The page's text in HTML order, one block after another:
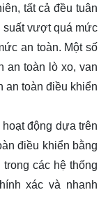
tất cả đều tuân
suất vượt quá mức
an toàn. Một số
an toàn lò xo, van
an toàn điều khiển
động dựa trên
điều khiển bằng
các hệ thống
xác và nhanh